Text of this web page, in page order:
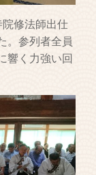
修法師出仕
。参列者全員
響く力強い回